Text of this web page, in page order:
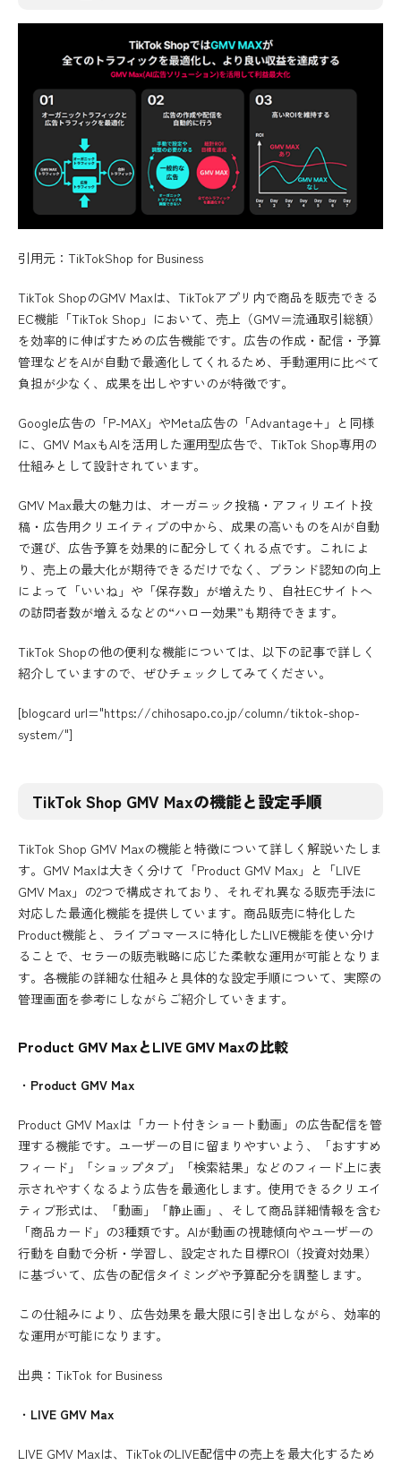
引用元： TikTokShop for Business
TikTok ShopのGMV Maxは、TikTokアプリ内で商品を販売できる
EC機能「TikTok Shop」において、売上（GMV＝流通取引総額）
を効率的に伸ばすための広告機能です。広告の作成・配信・予算
管理などをAIが自動で最適化してくれるため、手動運用に比べて
負担が少なく、成果を出しやすいのが特徴です。
Google広告の「P-MAX」やMeta広告の「Advantage+」と同様
に、GMV MaxもAIを活用した運用型広告で、TikTok Shop専用の
仕組みとして設計されています。
GMV Max最大の魅力は、オーガニック投稿・アフィリエイト投
稿・広告用クリエイティブの中から、成果の高いものをAIが自動
で選び、広告予算を効果的に配分してくれる点です。これによ
り、売上の最大化が期待できるだけでなく、ブランド認知の向上
によって「いいね」や「保存数」が増えたり、自社ECサイトへ
の訪問者数が増えるなどの“ハロー効果”も期待できます。
TikTok Shopの他の便利な機能については、以下の記事で詳しく
紹介していますので、ぜひチェックしてみてください。
[blogcard url="https://chihosapo.co.jp/column/tiktok-shop-
system/"]
TikTok Shop GMV Maxの機能と設定手順
TikTok Shop GMV Maxの機能と特徴について詳しく解説いたしま
す。GMV Maxは大きく分けて「Product GMV Max」と「LIVE
GMV Max」の2つで構成されており、それぞれ異なる販売手法に
対応した最適化機能を提供しています。商品販売に特化した
Product機能と、ライブコマースに特化したLIVE機能を使い分け
ることで、セラーの販売戦略に応じた柔軟な運用が可能となりま
す。各機能の詳細な仕組みと具体的な設定手順について、実際の
管理画面を参考にしながらご紹介していきます。
Product GMV MaxとLIVE GMV Maxの比較
・ Product GMV Max
Product GMV Maxは「カート付きショート動画」の広告配信を管
理する機能です。ユーザーの目に留まりやすいよう、「おすすめ
フィード」「ショップタブ」「検索結果」などのフィード上に表
示されやすくなるよう広告を最適化します。使用できるクリエイ
ティブ形式は、「動画」「静止画」、そして商品詳細情報を含む
「商品カード」の3種類です。AIが動画の視聴傾向やユーザーの
行動を自動で分析・学習し、設定された目標ROI（投資対効果）
に基づいて、広告の配信タイミングや予算配分を調整します。
この仕組みにより、広告効果を最大限に引き出しながら、効率的
な運用が可能になります。
出典： TikTok for Business
・ LIVE GMV Max
LIVE GMV Maxは、TikTokのLIVE配信中の売上を最大化するため